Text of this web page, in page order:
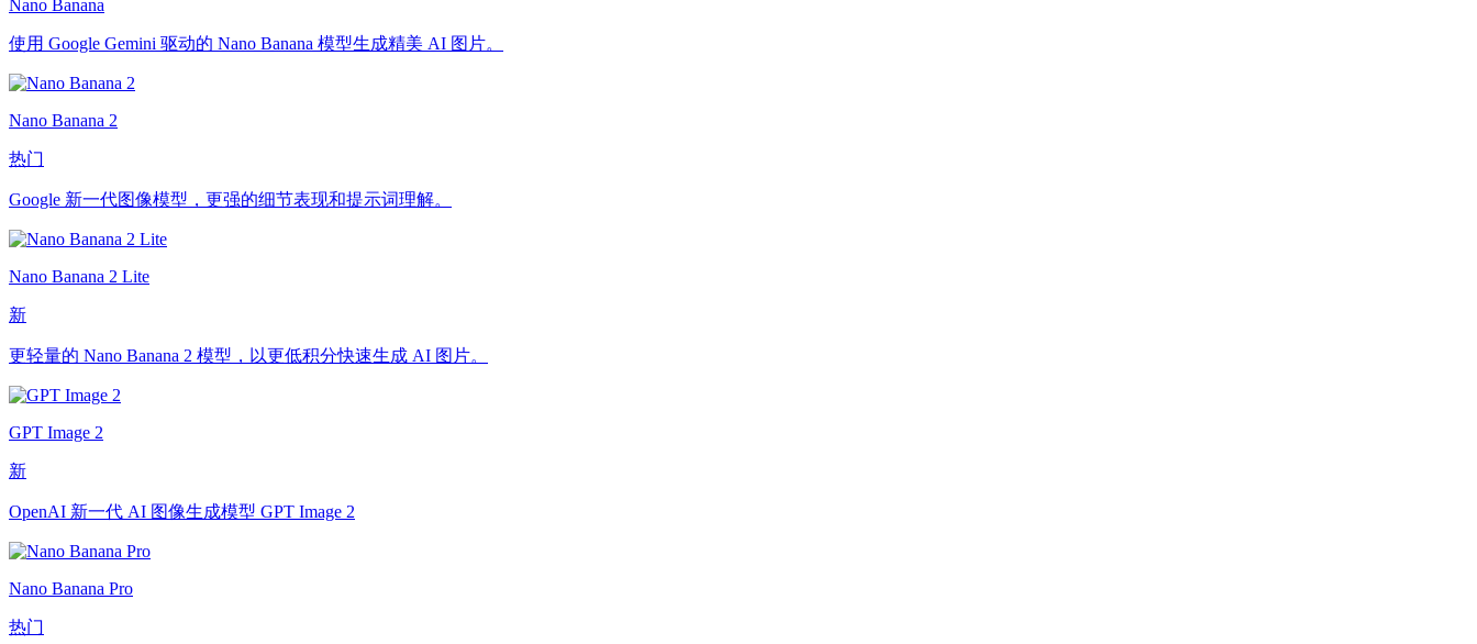
Nano Banana
使用 Google Gemini 驱动的 Nano Banana 模型生成精美 AI 图片。
Nano Banana 2
热门
Google 新一代图像模型，更强的细节表现和提示词理解。
Nano Banana 2 Lite
新
更轻量的 Nano Banana 2 模型，以更低积分快速生成 AI 图片。
GPT Image 2
新
OpenAI 新一代 AI 图像生成模型 GPT Image 2
Nano Banana Pro
热门